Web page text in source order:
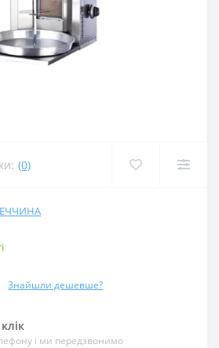
(0)
Знайшли дешевше?
і ми передзвонимо